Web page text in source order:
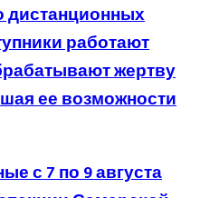
дистанционных
работают
жертву
ее возможности
с 7 по 9 августа